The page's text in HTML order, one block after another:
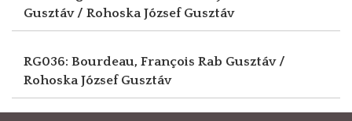
Gusztáv / Rohoska József Gusztáv
RG036: Bourdeau, François Rab Gusztáv /
Rohoska József Gusztáv